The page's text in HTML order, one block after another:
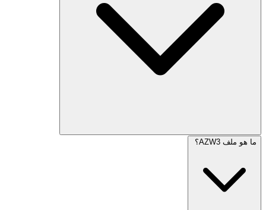
ما هو ملف AZW3؟